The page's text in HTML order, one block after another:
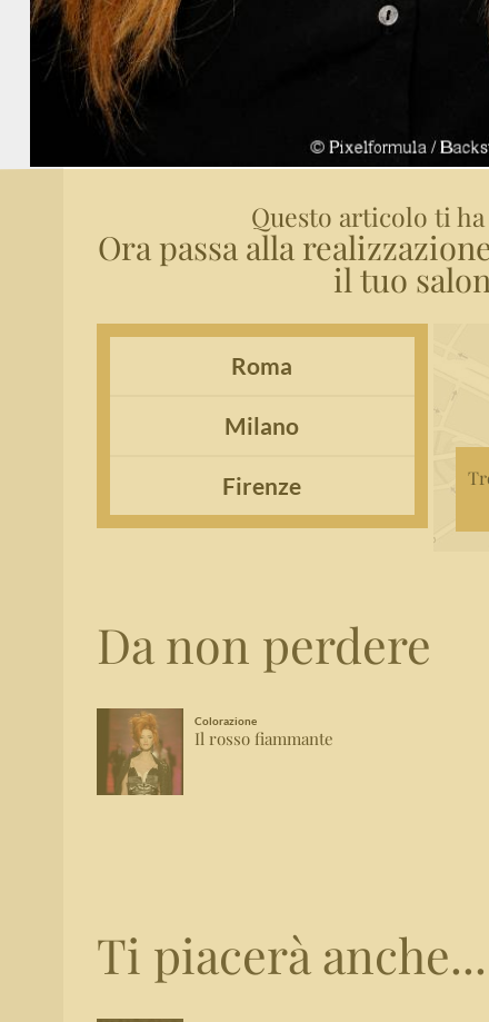
Questo articolo ti
Ora passa alla
il tuo
Roma
Milano
Firenze
Da non perdere
Colorazione
Il rosso fiammante
Ti piacerà anche...